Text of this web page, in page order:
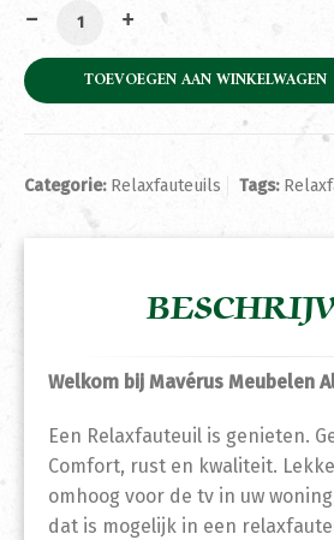
Relaxfauteuil Casa Sta-Op M
TOEVOEGEN AAN WINKELWAGEN
Categorie: Relaxfauteuils Tags:
Welkom bij Mavérus Meubelen
Een Relaxfauteuil is genieten.
Comfort, rust en kwaliteit.
omhoog voor de tv in uw
dat is mogelijk in een